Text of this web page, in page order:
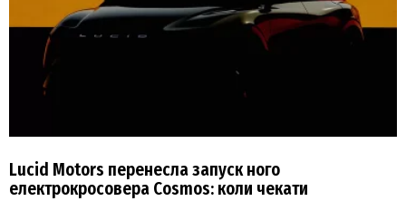
Lucid Motors перенесла запуск ного
електрокросовера Cosmos: коли чекати